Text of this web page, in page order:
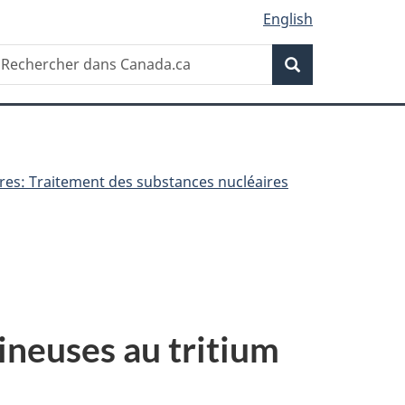
English
Recherche
Traitement des substances nucléaires
au tritium